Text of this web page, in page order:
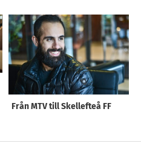
Från MTV till Skellefteå FF